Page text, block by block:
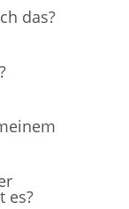
das?
es?